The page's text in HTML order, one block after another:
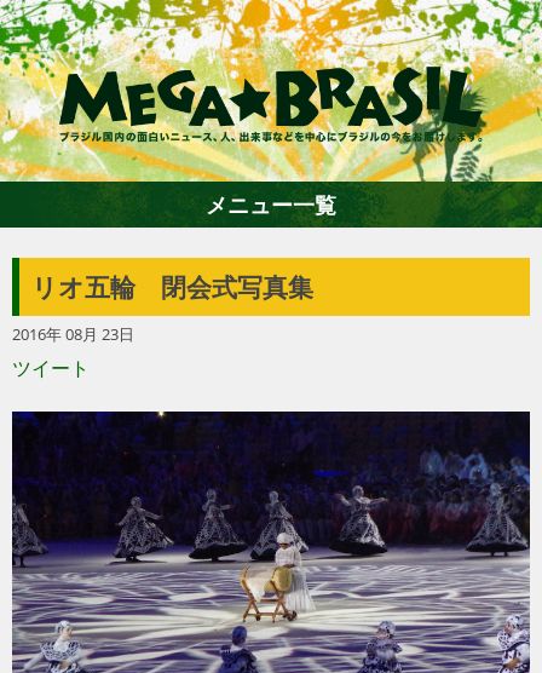
ホーム
エンターテイメント
グルメ
トラベル
サッカー
メニュー一覧
リオ五輪 閉会式写真集
2016年 08月 23日
ツイート